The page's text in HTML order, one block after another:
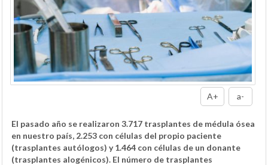
A+ a-
El pasado año se realizaron 3.717 trasplantes de médula ósea
en nuestro país, 2.253 con células del propio paciente
(trasplantes autólogos) y 1.464 con células de un donante
(trasplantes alogénicos). El número de trasplantes